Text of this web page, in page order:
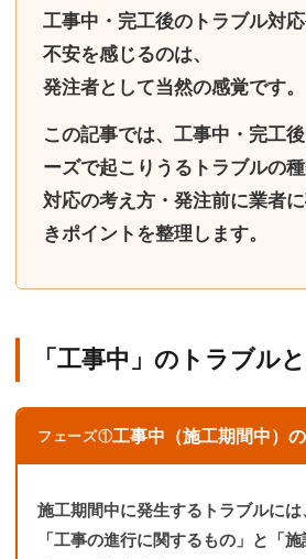
工事中・完工後のトラブル対
不安を感じるのは、
発注者として当然の感覚です。
この記事では、 工事中・完工
ーズで起こりうるトラブルの種
対応の考え方・発注前に業者
きポイント を整理します。
「工事中」のトラブル
フェーズ①工事中（施工期間中）
施工期間中に発生するトラブルには
「工事の進行に関するもの 」と「施